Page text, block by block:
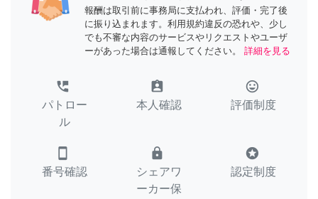
報酬は取引前に事務局に支払われ、評価・完了後
に振り込まれます。利用規約違反の恐れや、少し
でも不審な内容のサービスやリクエストやユーザ
ーがあった場合は通報してください。
詳細を見る
perm_phone_msg
パトロー
ル
assignment_ind
本人確認
tag_faces
評価制度
smartphone
番号確認
lock
シェアワ
ーカー保
stars
認定制度